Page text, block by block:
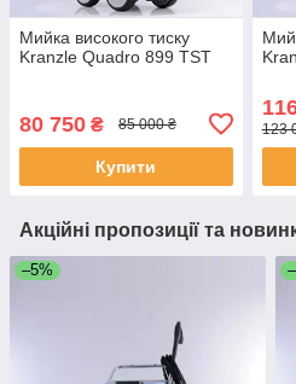
Мийка високого тиску
Kranzle Quadro 899 TST
80 750 ₴ 85 000 ₴
Купити
123
Акційні пропозиції та
–5%